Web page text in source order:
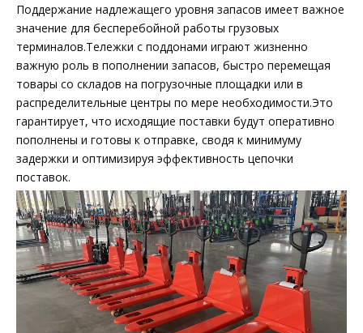
Поддержание надлежащего уровня запасов имеет важное
значение для бесперебойной работы грузовых
терминалов.Тележки с поддонами играют жизненно
важную роль в пополнении запасов, быстро перемещая
товары со складов на погрузочные площадки или в
распределительные центры по мере необходимости.Это
гарантирует, что исходящие поставки будут оперативно
пополнены и готовы к отправке, сводя к минимуму
задержки и оптимизируя эффективность цепочки
поставок.